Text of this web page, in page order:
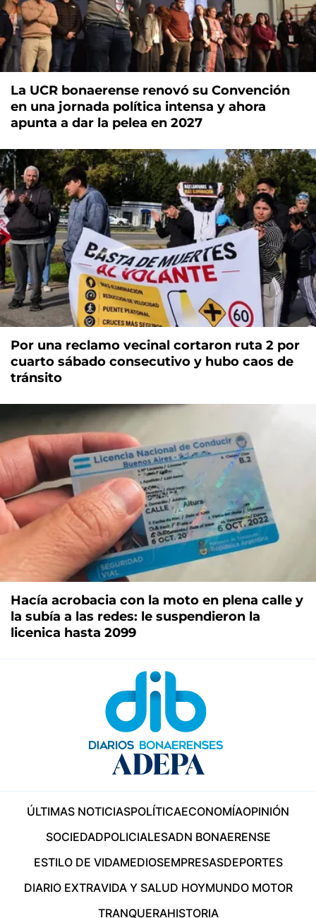
La UCR bonaerense renovó su Convención
en una jornada política intensa y ahora
apunta a dar la pelea en 2027
Por una reclamo vecinal cortaron ruta 2 por
cuarto sábado consecutivo y hubo caos de
tránsito
Hacía acrobacia con la moto en plena calle y
la subía a las redes: le suspendieron la
licenica hasta 2099
ÚLTIMAS NOTICIASPOLÍTICAECONOMÍAOPINIÓN
SOCIEDADPOLICIALESADN BONAERENSE
ESTILO DE VIDAMEDIOSEMPRESASDEPORTES
DIARIO EXTRAVIDA Y SALUD HOYMUNDO MOTOR
TRANQUERAHISTORIA